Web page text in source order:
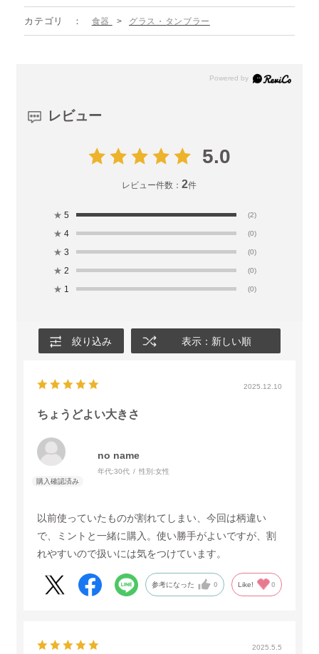
カテゴリ 食器 > グラス・タンブラー
レビュー
5.0
レビュー件数：2件
★ 5 (2)
★ 4 (0)
★ 3 (0)
★ 2 (0)
★ 1 (0)
絞り込み 表示：新しい順
2025.12.10
ちょうどよい大きさ
no name
年代:30代 性別:女性
以前使っていたものが割れてしまい、今回は柄違い
で、ミントと一緒に購入。使い勝手がよいですが、割
れやすいので扱いには気をつけています。
参考になった 0 Like! 0
2025.5.5